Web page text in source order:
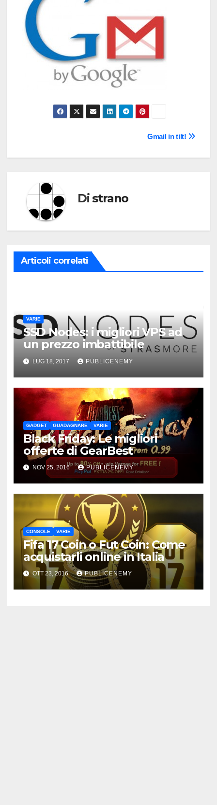
articoli
Gmail in tilt!
Distrano
Articoli correlati
VARIE
SSD Nodes: i migliori VPS ad
un prezzo imbattibile
LUG 18, 2017 PUBLICENEMY
GADGET GUADAGNARE VARIE
Black Friday: Le migliori
offerte di GearBest
NOV 25, 2016 PUBLICENEMY
CONSOLE VARIE
Fifa 17 Coin o Fut Coin: Come
acquistarli online in Italia
OTT 23, 2016 PUBLICENEMY